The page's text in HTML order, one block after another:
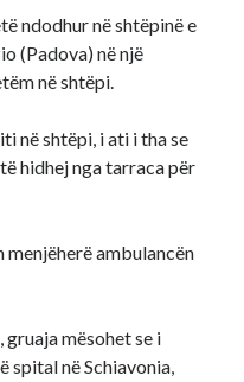
ndodhur në shtëpinë e
(Padova) në një
në shtëpi.
në shtëpi, i ati i tha se
hidhej nga tarraca për
ambulancën
mësohet se i
spital në Schiavonia,